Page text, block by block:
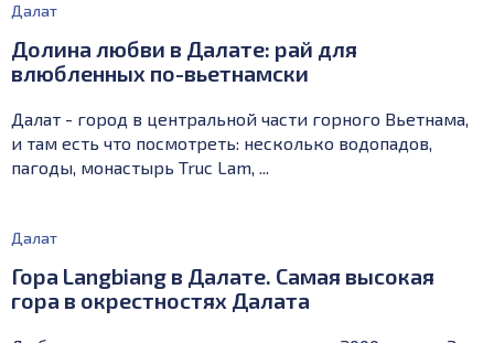
Далат
Долина любви в Далате: рай для
влюбленных по-вьетнамски
Далат - город в центральной части горного Вьетнама,
и там есть что посмотреть: несколько водопадов,
пагоды, монастырь Truc Lam, ...
Далат
Гора Langbiang в Далате. Самая высокая
гора в окрестностях Далата